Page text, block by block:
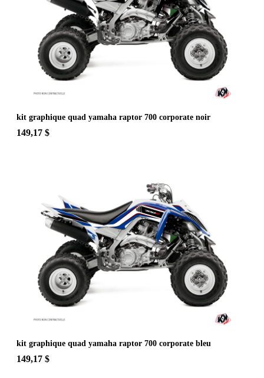
kit graphique quad yamaha raptor 700 corporate noir
149,17 $
kit graphique quad yamaha raptor 700 corporate bleu
149,17 $